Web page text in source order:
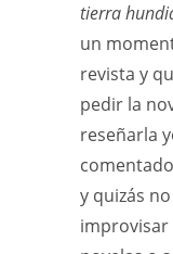
tierra
un
revista y
pedir la
reseñarla
y quizás
improvisar